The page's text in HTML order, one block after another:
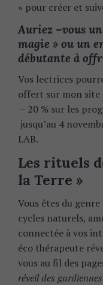
» pour créer et
Auriez –vous
magie » ou un
débutante à
Vos lectrices
offert sur mon site
– 20 % sur les
jusqu’au 4
LAB.
Les rituels
la Terre »
Vous êtes du
cycles naturels,
connectée à vos
éco thérapeute
vous au fil des
réveil des